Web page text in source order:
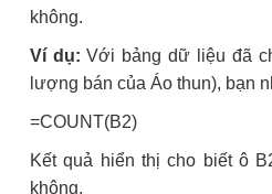
không.
Ví dụ: Với bảng dữ liệu đã
lượng bán của Áo thun), bạn
=COUNT(B2)
Kết quả hiển thị cho biết ô
không.